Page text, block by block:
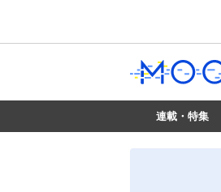
連載・特集